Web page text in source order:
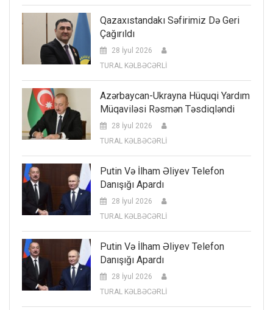
Qazaxıstandakı Səfirimiz Də Geri
Çağırıldı
28 İyul 2026
TURAL KƏLBƏCƏRLİ
Azərbaycan-Ukrayna Hüquqi Yardım
Müqaviləsi Rəsmən Təsdiqləndi
28 İyul 2026
TURAL KƏLBƏCƏRLİ
Putin Və İlham Əliyev Telefon
Danışığı Apardı
28 İyul 2026
TURAL KƏLBƏCƏRLİ
Putin Və İlham Əliyev Telefon
Danışığı Apardı
28 İyul 2026
TURAL KƏLBƏCƏRLİ